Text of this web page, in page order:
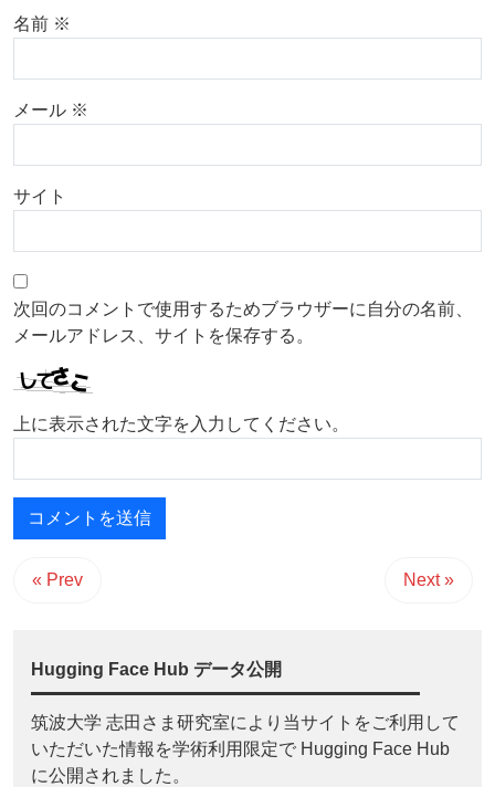
名前 ※
メール ※
サイト
次回のコメントで使用するためブラウザーに自分の名前、
メールアドレス、サイトを保存する。
上に表示された文字を入力してください。
« Prev Next »
Hugging Face Hub データ公開
筑波大学 志田さま研究室により当サイトをご利用して
いただいた情報を学術利用限定で Hugging Face Hub
に公開されました。